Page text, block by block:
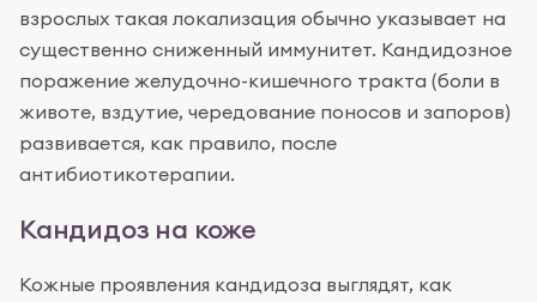
взрослых такая локализация обычно указывает на
существенно сниженный иммунитет. Кандидозное
поражение желудочно-кишечного тракта (боли в
животе, вздутие, чередование поносов и запоров)
развивается, как правило, после
антибиотикотерапии.
Кандидоз на коже
Кожные проявления кандидоза выглядят, как